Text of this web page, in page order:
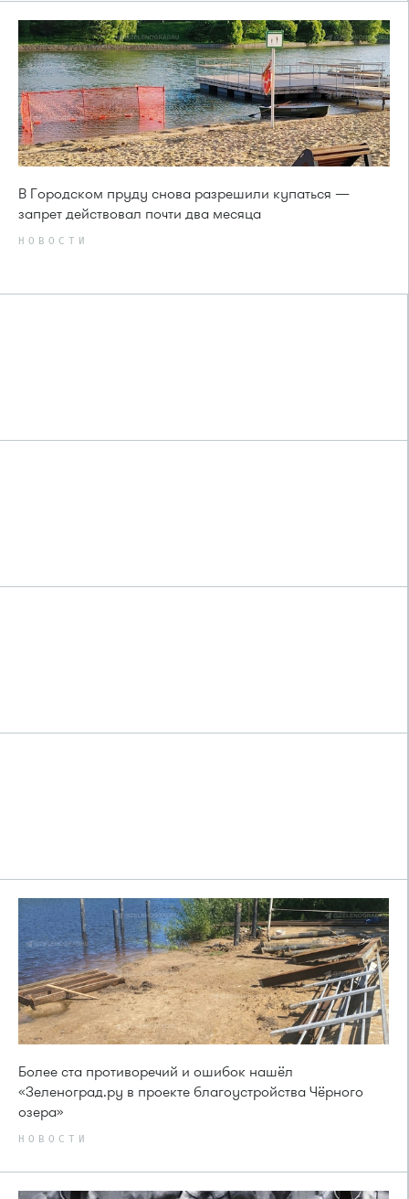
В Городском пруду снова разрешили купаться —
запрет действовал почти два месяца
НОВОСТИ
Более ста противоречий и ошибок нашёл
«Зеленоград.ру в проекте благоустройства Чёрного
озера»
НОВОСТИ